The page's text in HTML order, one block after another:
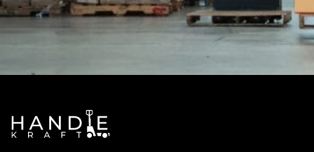
Oferte speciale